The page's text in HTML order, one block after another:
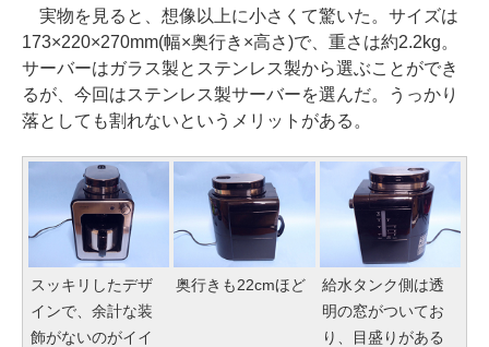
実物を見ると、想像以上に小さくて驚いた。サイズは
173×220×270mm(幅×奥行き×高さ)で、重さは約2.2kg。
サーバーはガラス製とステンレス製から選ぶことができ
るが、今回はステンレス製サーバーを選んだ。うっかり
落としても割れないというメリットがある。
スッキリしたデザ
インで、余計な装
飾がないのがイイ
奥行きも22cmほど
給水タンク側は透
明の窓がついてお
り、目盛りがある